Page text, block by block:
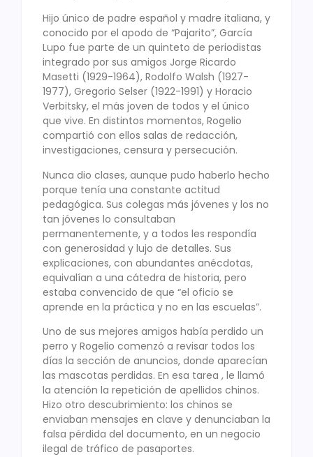
Hijo único de padre español y madre italiana, y
conocido por el apodo de “Pajarito”, García
Lupo fue parte de un quinteto de periodistas
integrado por sus amigos Jorge Ricardo
Masetti (1929-1964), Rodolfo Walsh (1927-
1977), Gregorio Selser (1922-1991) y Horacio
Verbitsky, el más joven de todos y el único
que vive. En distintos momentos, Rogelio
compartió con ellos salas de redacción,
investigaciones, censura y persecución.
Nunca dio clases, aunque pudo haberlo hecho
porque tenía una constante actitud
pedagógica. Sus colegas más jóvenes y los no
tan jóvenes lo consultaban
permanentemente, y a todos les respondía
con generosidad y lujo de detalles. Sus
explicaciones, con abundantes anécdotas,
equivalían a una cátedra de historia, pero
estaba convencido de que “el oficio se
aprende en la práctica y no en las escuelas”.
Uno de sus mejores amigos había perdido un
perro y Rogelio comenzó a revisar todos los
días la sección de anuncios, donde aparecían
las mascotas perdidas. En esa tarea , le llamó
la atención la repetición de apellidos chinos.
Hizo otro descubrimiento: los chinos se
enviaban mensajes en clave y denunciaban la
falsa pérdida del documento, en un negocio
ilegal de tráfico de pasaportes.